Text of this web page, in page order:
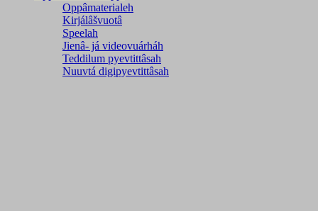
Oppâmaterialeh
Kirjálâšvuotâ
Speelah
Jienâ- já videovuárháh
Teddilum pyevtittâsah
Nuuvtá digipyevtittâsah